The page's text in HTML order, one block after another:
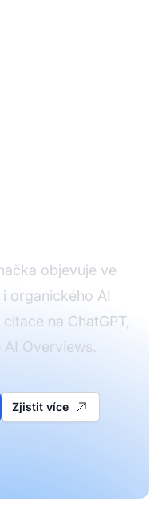
objevuje ve
organického AI
na ChatGPT,
Overviews.
Zjistit více